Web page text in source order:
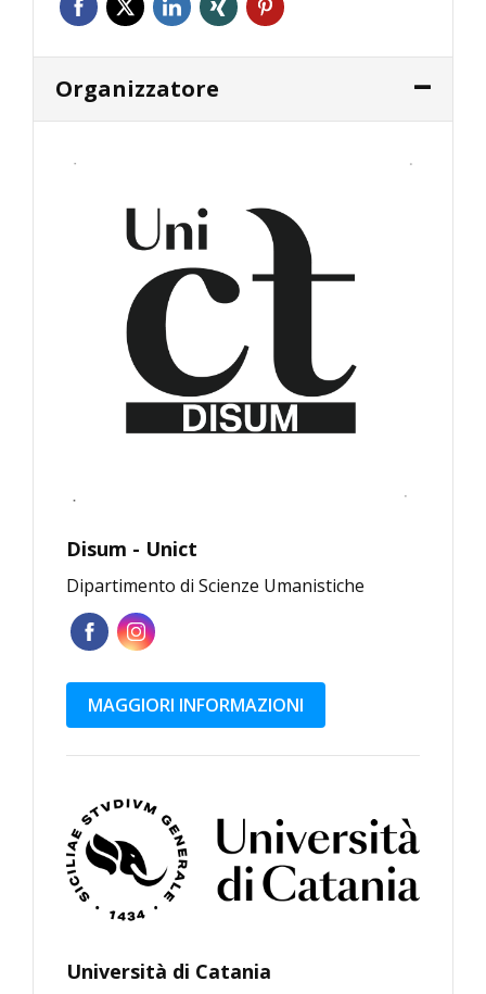
Organizzatore
Disum - Unict
Dipartimento di Scienze Umanistiche
MAGGIORI INFORMAZIONI
Università di Catania